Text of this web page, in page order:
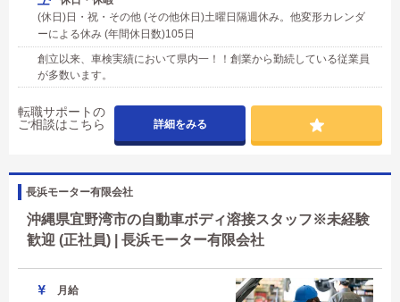
(休日)日・祝・その他 (その他休日)土曜日隔週休み。他変形カレンダ
ーによる休み (年間休日数)105日
創立以来、車検実績において県内一！！創業から勤続している従業員
が多数います。
転職サポートの
ご相談はこちら
詳細をみる
長浜モーター有限会社
沖縄県宜野湾市の自動車ボディ溶接スタッフ※未経験
歓迎 (正社員) | 長浜モーター有限会社
月給